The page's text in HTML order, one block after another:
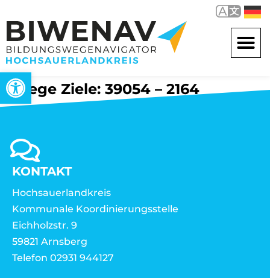
Werkzeugleiste öffnen
Wege Ziele: 39054 – 2164
KONTAKT
Hochsauerlandkreis
Kommunale Koordinierungsstelle
Eichholzstr. 9
59821 Arnsberg
Telefon 02931 944127